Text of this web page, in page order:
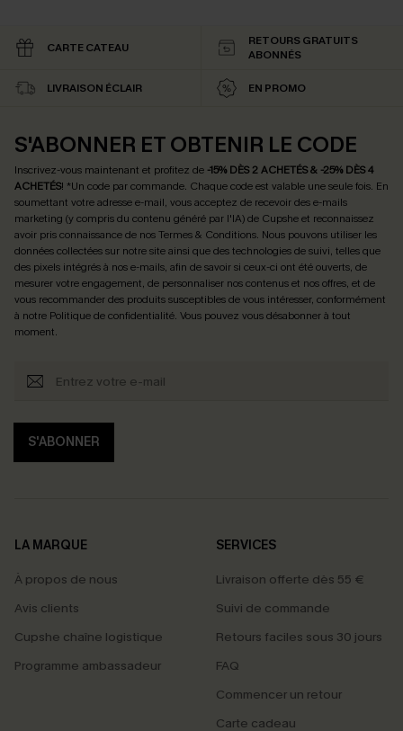
CARTE CATEAU
RETOURS GRATUITS
ABONNÉS
LIVRAISON ÉCLAIR EN PROMO
S'ABONNER ET OBTENIR LE CODE
Inscrivez-vous maintenant et profitez de -15% DÈS 2 ACHETÉS & -25% DÈS 4
ACHETÉS! *Un code par commande. Chaque code est valable une seule fois. En
soumettant votre adresse e-mail, vous acceptez de recevoir des e-mails
marketing (y compris du contenu généré par l'IA) de Cupshe et reconnaissez
avoir pris connaissance de nosTermes & Conditions. Nous pouvons utiliser les
données collectées sur notre site ainsi que des technologies de suivi, telles que
des pixels intégrés à nos e-mails, afin de savoir si ceux-ci ont été ouverts, de
mesurer votre engagement, de personnaliser nos contenus et nos offres, et de
vous recommander des produits susceptibles de vous intéresser, conformément
à notre Politique de confidentialité. Vous pouvez vous désabonner à tout
moment.
S'ABONNER
LA MARQUE
À propos de nous
Avis clients
Cupshe chaîne logistique
Programme ambassadeur
SERVICES
Livraison offerte dès 55 €
Suivi de commande
Retours faciles sous 30 jours
FAQ
Commencer un retour
Carte cadeau